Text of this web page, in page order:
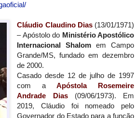
Cláudio Claudino Dias(13/01/1971)
– Apóstolo do Ministério Apostólico
Internacional Shalom em Campo
Grande/MS, fundado em dezembro
de 2000.
Casado desde 12 de julho de 1997
com aApóstola Rosemeire
Andrade Dias(09/06/1973). Em
2019, Cláudio foi nomeado pelo
Governador do Estado para a função